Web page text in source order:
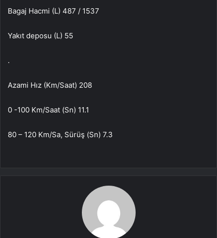
Bagaj Hacmi (L) 487 / 1537
Yakıt deposu (L) 55
.
Azami Hız (Km/Saat) 208
0 -100 Km/Saat (Sn) 11.1
80 – 120 Km/Sa, Sürüş (Sn) 7.3